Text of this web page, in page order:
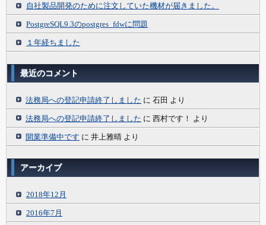
自社製品開発のために注文していた機材が届きました。
PostgreSQL9.3のpostgres_fdwに問題
１年経ちました
最近のコメント
法務局への登記申請終了しました に 石田 より
法務局への登記申請終了しました に 西村です！ より
開業準備中です に 井上雅晴 より
アーカイブ
2018年12月
2016年7月